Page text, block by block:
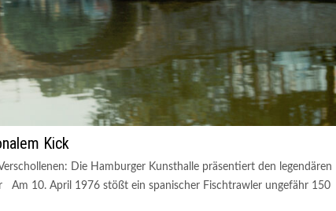
Kick
Die Hamburger Kunsthalle präsentiert den legendären
Am 10. April 1976 stößt ein spanischer Fischtrawler ungefähr 150